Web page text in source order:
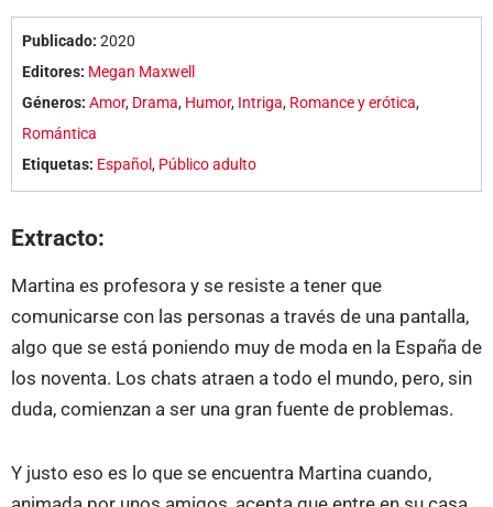
Publicado: 2020
Editores: Megan Maxwell
Géneros: Amor, Drama, Humor, Intriga, Romance y erótica,
Romántica
Etiquetas: Español, Público adulto
Extracto:
Martina es profesora y se resiste a tener que
comunicarse con las personas a través de una pantalla,
algo que se está poniendo muy de moda en la España de
los noventa. Los chats atraen a todo el mundo, pero, sin
duda, comienzan a ser una gran fuente de problemas.
Y justo eso es lo que se encuentra Martina cuando,